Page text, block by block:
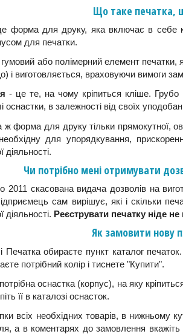
Що таке печатка,
форма для друку, яка включає в себе
для печатки.
або полімерний елемент печатки,
і виготовляється, враховуючи вимоги
- це те, на чому кріпиться кліше.
оснастки, в залежності від своїх
ж форма для друку тільки прямокутної,
для упорядкування,
діяльності.
Чи потрібно мені отримувати
2011 скасована видача дозволів на
сам вирішує, які і скільки
діяльності. Реєструвати печатку ніде
Як замовити нову
Печатка обираєте пункт каталог
потрібний колір і тиснете "Купити".
оснастка (корпус), на яку
її в каталозі оснасток.
всіх необхідних товарів, в нижньому
а в коментарях до замовлення